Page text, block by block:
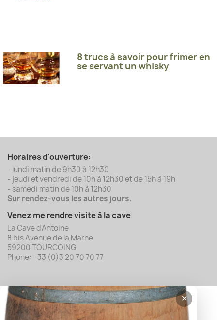
8 trucs à savoir pour frimer en
se servant un whisky
Horaires d'ouverture:
- lundi matin de 9h30 à 12h30
- jeudi et vendredi de 10h à 12h30 et de 15h à 19h
- samedi matin de 10h à 12h30
Sur rendez-vous les autres jours.
Venez me rendre visite à la cave
La Cave d'Antoine
8 bis Avenue de la Marne
59200 TOURCOING
Phone: +33 (0)3 20 70 70 77
✕